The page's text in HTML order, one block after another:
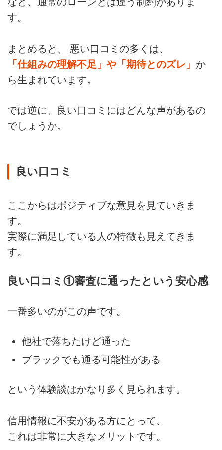
す。
まとめると、 悪い口コミの多くは、
「仕組みの理解不足」や「期待とのズレ」 か
ら生まれています。
では逆に、良い口コミにはどんな声があるの
でしょうか。
良い口コミ
ここからはポジティブな意見を見ていきま
す。
実際に満足している人の特徴も見えてきま
す。
良い口コミ①審査に通ったという安心感
一番多いのがこの声です。
他社で落ちたけど通った
ブラックでも通る可能性がある
という体験談はかなり多く見られます。
信用情報に不安がある方にとって、
これは非常に大きなメリットです。